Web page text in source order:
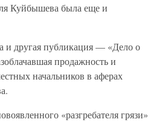
Куйбышева была еще и
и другая публикация — «Дело о
продажность и
начальников в аферах
«разгребателя грязи»